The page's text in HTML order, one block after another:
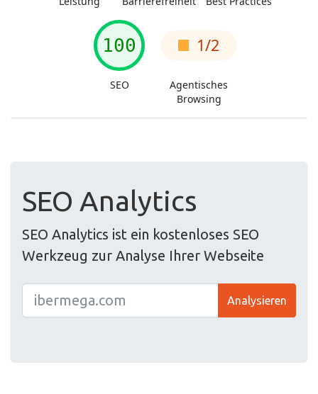
SEO Analytics
SEO Analytics ist ein kostenloses SEO
Werkzeug zur Analyse Ihrer Webseite
Analysieren